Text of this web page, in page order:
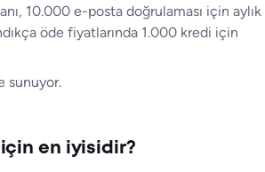
10.000 e-posta doğrulaması için aylık
öde fiyatlarında 1.000 kredi için
sunuyor.
en iyisidir?